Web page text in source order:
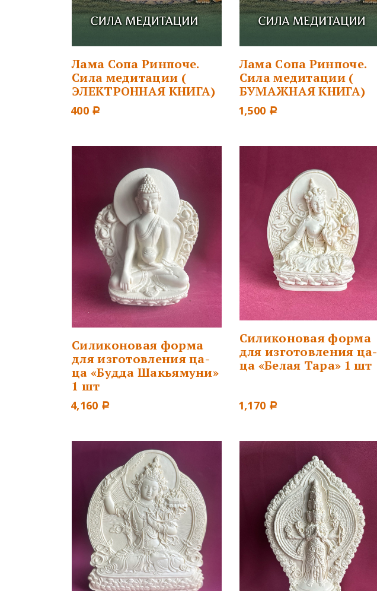
Лама Сопа Ринпоче.
Сила медитации (
ЭЛЕКТРОННАЯ КНИГА)
400 Р
Лама Сопа Ринпоче.
Сила медитации (
БУМАЖНАЯ КНИГА)
1,500 Р
Силиконовая форма
для изготовления ца-
ца «Будда Шакьямуни»
1 шт
4,160 Р
Силиконовая форма
для изготовления ца-
ца «Белая Тара» 1 шт
1,170 Р